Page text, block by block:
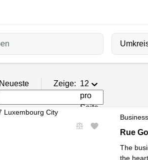
Neueste Zeige: 12
pro
Seite
5 rue
Rue
The
the